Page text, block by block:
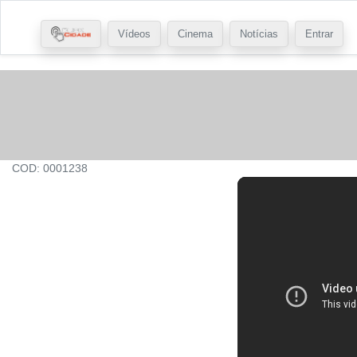
Vídeos Cinema Notícias Entrar
COD: 0001238